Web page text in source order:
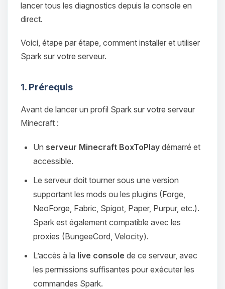
lancer tous les diagnostics depuis la console en
direct.
Voici, étape par étape, comment installer et utiliser
Spark sur votre serveur.
1. Prérequis
Avant de lancer un profil Spark sur votre serveur
Minecraft :
Un serveur Minecraft BoxToPlay démarré et
accessible.
Le serveur doit tourner sous une version
supportant les mods ou les plugins (Forge,
NeoForge, Fabric, Spigot, Paper, Purpur, etc.).
Spark est également compatible avec les
proxies (BungeeCord, Velocity).
L’accès à la live console de ce serveur, avec
les permissions suffisantes pour exécuter les
commandes Spark.